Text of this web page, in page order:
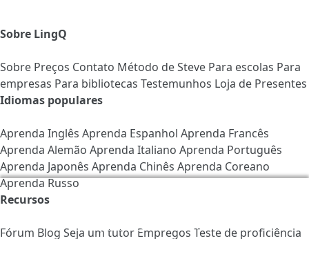
Nós usamos os cookies para ajudar a melhorar o
LingQ. Ao visitar o site, você concorda com a nossa
política de cookies.
Sobre LingQ
Sobre Preços Contato Método de Steve Para escolas Para
empresas Para bibliotecas Testemunhos Loja de Presentes
Idiomas populares
Aprenda Inglês Aprenda Espanhol Aprenda Francês
Aprenda Alemão Aprenda Italiano Aprenda Português
Aprenda Japonês Aprenda Chinês Aprenda Coreano
Aprenda Russo
Recursos
Fórum Blog Seja um tutor Empregos Teste de proficiência